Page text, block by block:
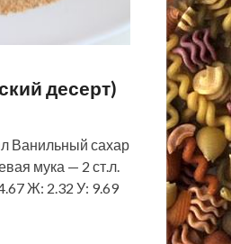
десерт)
Ванильный сахар
мука — 2 ст.л.
Ж: 2.32 У: 9.69